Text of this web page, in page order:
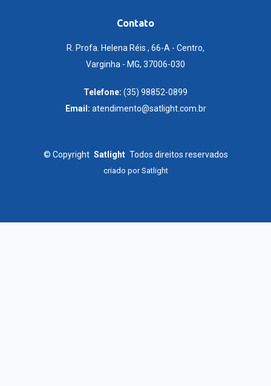
Contato
R. Profa. Helena Réis , 66-A - Centro,
Varginha - MG, 37006-030
Telefone: (35) 98852-0899
Email: atendimento@satlight.com.br
© Copyright Satlight Todos direitos reservados
criado porSatlight